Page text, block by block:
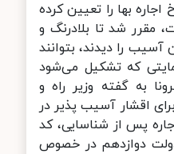
بها را تعیین کرده
شد تا بلادرنگ و
را دیدند، بتوانند
که تشکیل می‌شود
به گفته وزیر راه و
اقشار آسیب پذیر در
پس از شناسایی، کد
دوازدهم در خصوص